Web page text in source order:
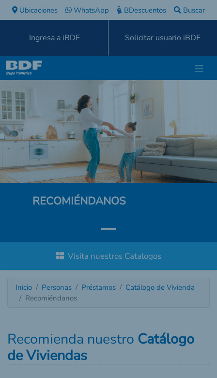
Ubicaciones WhatsApp BDescuentos Buscar
Ingresa a iBDF Solicitar usuario iBDF
RECOMIÉNDANOS
Visita nuestros Catalogos
Inicio Personas Préstamos
Catálogo de Vivienda
Recomiéndanos
Recomienda nuestro Catálogo
de Viviendas